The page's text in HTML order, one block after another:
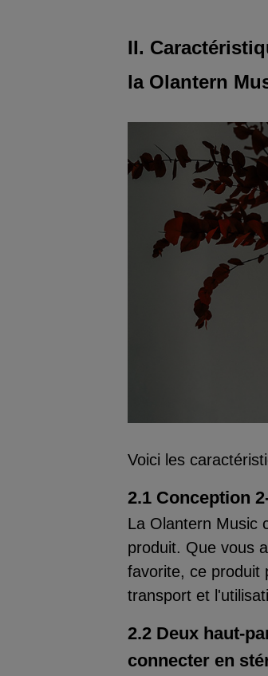
II.
la Olantern
Voici les
2.1 Conception
La Olantern Music
produit. Que vous
favorite, ce produit
transport et
2.2 Deux haut-
connecter en